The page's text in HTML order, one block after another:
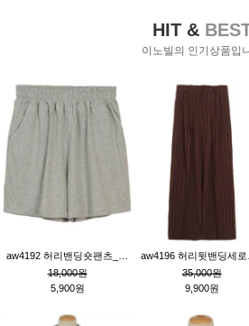
HIT &
이노빌의 인기상품입
18,000원
5,900원
35,000원
9,900원